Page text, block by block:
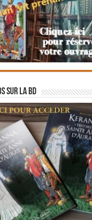
sur la BD